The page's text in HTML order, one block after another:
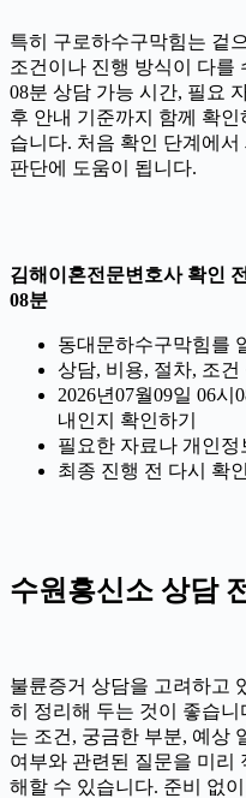
특히 구로하수구막힘는 겉
조건이나 진행 방식이 다를
08분 상담 가능 시간, 필요
후 안내 기준까지 함께 확
습니다. 처음 확인 단계에
판단에 도움이 됩니다.
김해이혼전문변호사 확인
08분
동대문하수구막힘를
상담, 비용, 절차, 조건
2026년07월09일 06
내인지 확인하기
필요한 자료나 개인정
최종 진행 전 다시 확
수원흥신소 상담
불륜증거 상담을 고려하고
히 정리해 두는 것이 좋습니
는 조건, 궁금한 부분, 예상
여부와 관련된 질문을 미리
해할 수 있습니다. 준비 없